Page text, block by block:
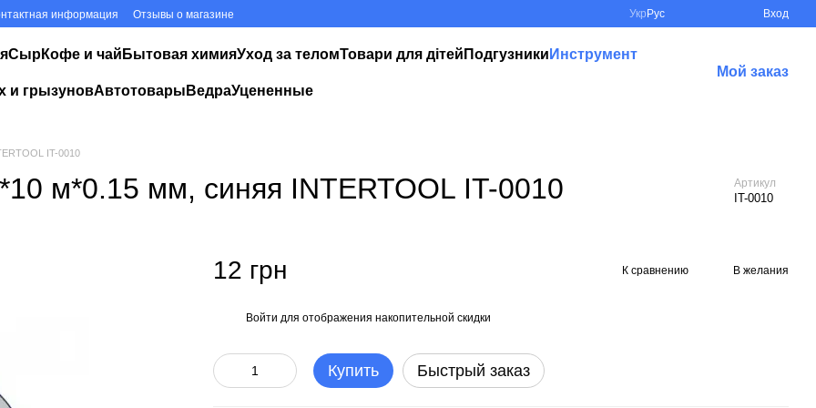
информация Отзывы о магазине Укр Рус Вход
СырКофе и чай Бытовая химияУход за теломТовари для дітей Подгузники Инструмент
и грызуновАвтотовары ВедраУцененные
Мой заказ
IT-0010
м*0.15 мм, синяя INTERTOOL IT-0010 Артикул
IT-0010
12 грн К сравнению В желания
Войти для отображения накопительной скидки
Купить Быстрый заказ